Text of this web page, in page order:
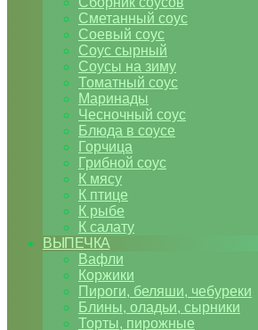
Сметанный соус
Соевый соус
Соус сырный
Соусы на зиму
Томатный соус
Маринады
Чесночный соус
Блюда в соусе
Горчица
Грибной соус
К мясу
К птице
К рыбе
К салату
ВЫПЕЧКА
Вафли
Коржики
Пироги, беляши, чебуреки
Блины, оладьи, сырники
Торты, пирожные